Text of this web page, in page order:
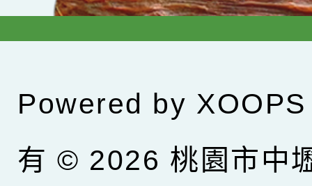
Powered by XOOPS
有 © 2026 桃園市中